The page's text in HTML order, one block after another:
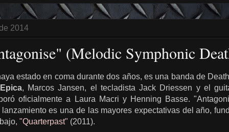
2014
(Melodic Symphonic
estado en coma durante dos años, es una banda de
Epica, Marcos Jansen, el tecladista Jack Driessen y el
oficialmente a Laura Macri y Henning Basse.
es una de las mayores expectativas del año,
"Quarterpast" (2011).